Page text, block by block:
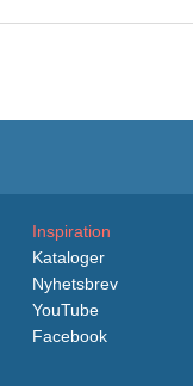
Inspiration
Kataloger
Nyhetsbrev
YouTube
Facebook